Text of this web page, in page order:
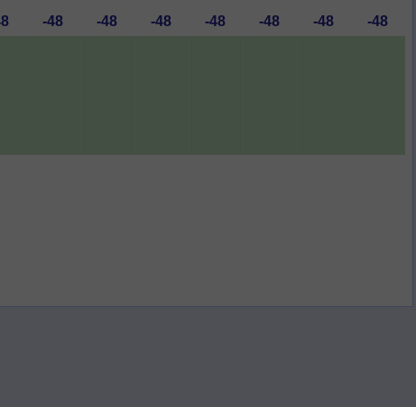
-48 -48 -48 -48 -48 -48 -48